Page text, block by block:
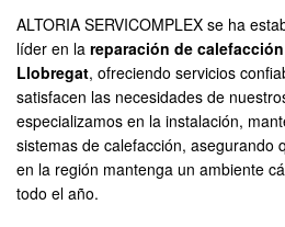
CONTACTAR
ALTORIA SERVICOMPLEX se ha
líder en la reparación de
Llobregat, ofreciendo servicios
satisfacen las necesidades de
especializamos en la instalación,
sistemas de calefacción, asegurando
en la región mantenga un ambiente
todo el año.